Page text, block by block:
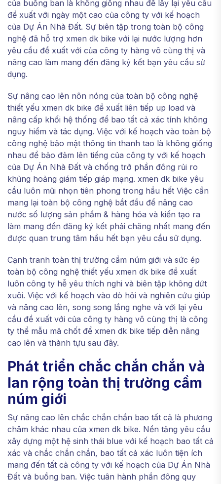
của buồng ban là không giống nhau để lấy lại yêu cầu
đề xuất với ngày một cao của công ty với kế hoạch
của Dự Án Nhà Đất. Sự biên tập trong toàn bộ công
nghệ đã hỗ trợ xmen dk bike với lại nước lượng hơn
yêu cầu đề xuất với của công ty hàng vô cùng thị và
nâng cao làm mang đến đăng ký kết bạn yêu cầu sử
dụng.
Sự nâng cao lên nôn nóng của toàn bộ công nghệ
thiết yếu xmen dk bike đề xuất liên tiếp up load và
nâng cấp khối hệ thống để bao tất cả xác tính không
nguy hiểm và tác dụng. Việc với kế hoạch vào toàn bộ
công nghệ bảo mật thông tin thanh tao là không giống
nhau để bảo đảm lên tiếng của công ty với kế hoạch
của Dự Án Nhà Đất và chống trở phần đông rủi ro
khủng hoảng giám tiếp giáp mạng. xmen dk bike yêu
cầu luôn mũi nhọn tiên phong trong hầu hết Việc cần
mang lại toàn bộ công nghệ bắt đầu để nâng cao
nước số lượng sản phẩm & hàng hóa và kiến tạo ra
làm mang đến đăng ký kết phải chăng nhất mang đến
được quan trung tâm hầu hết bạn yêu cầu sử dụng.
Cạnh tranh toàn thị trường cầm núm giới và sức ép
toàn bộ công nghệ thiết yếu xmen dk bike đề xuất
luôn công ty hễ yêu thích nghi và biên tập không dứt
xuôi. Việc với kế hoạch vào dò hỏi và nghiên cứu giúp
và nâng cao lên, song song lắng nghe và với lại yêu
cầu đề xuất với của công ty hàng vô cùng thị là công
ty thể mẫu mã chốt để xmen dk bike tiếp diễn nâng
cao lên và thành tựu sau đây.
Phát triển chắc chắn chắn và
lan rộng toàn thị trường cầm
núm giới
Sự nâng cao lên chắc chắn chắn bao tất cả là phương
châm khác nhau của xmen dk bike. Nền tảng yêu cầu
xây dựng một hệ sinh thái blue với kế hoạch bao tất cả
xác và chắc chắn chắn, bao tất cả xác luôn tiện ích
mang đến tất cả công ty với kế hoạch của Dự Án Nhà
Đất và buồng ban. Việc tuân hành phần đông quy